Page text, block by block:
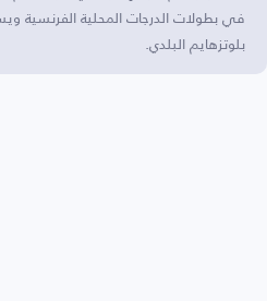
في بطولات الدرجات المحلية الفرنسية
بلوتزهايم البلدي.